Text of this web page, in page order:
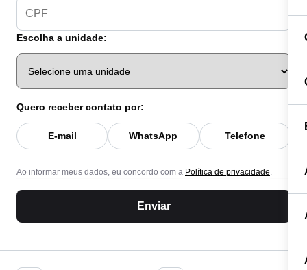
Escolha a unidade:
Quero receber contato por:
E-mail WhatsApp Telefone
Ao informar meus dados, eu concordo com a Política de privacidade
Enviar